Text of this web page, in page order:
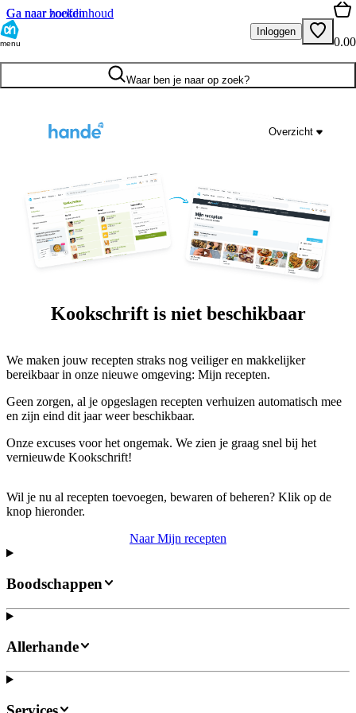
Ga naar hoofdinhoud
Ga naar zoeken
menu
Inloggen
0.00
Waar ben je naar op zoek?
Overzicht
Kookschrift is niet beschikbaar
We maken jouw recepten straks nog veiliger en makkelijker
bereikbaar in onze nieuwe omgeving: Mijn recepten.
Geen zorgen, al je opgeslagen recepten verhuizen automatisch mee
en zijn eind dit jaar weer beschikbaar.
Onze excuses voor het ongemak. We zien je graag snel bij het
vernieuwde Kookschrift!
Wil je nu al recepten toevoegen, bewaren of beheren? Klik op de
knop hieronder.
Naar Mijn recepten
Boodschappen
Allerhande